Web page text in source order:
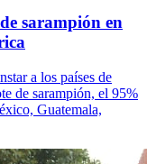
sarampión en
a los países de
de sarampión, el 95%
Guatemala,